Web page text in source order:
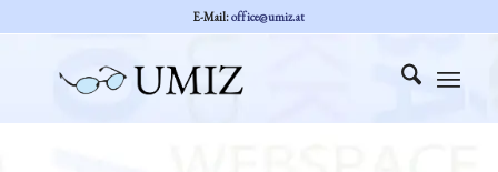
E-Mail:office@umiz.at